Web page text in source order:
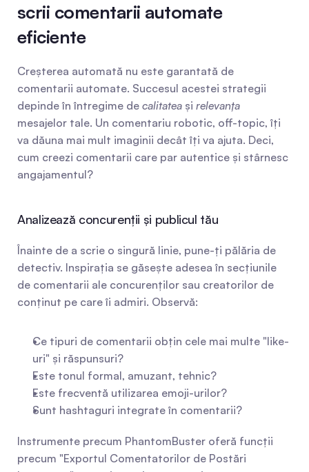
scrii comentarii automate
eficiente
Creșterea automată nu este garantată de
comentarii automate. Succesul acestei strategii
depinde în întregime de calitatea și relevanța
mesajelor tale. Un comentariu robotic, off-topic, îți
va dăuna mai mult imaginii decât îți va ajuta. Deci,
cum creezi comentarii care par autentice și stârnesc
angajamentul?
Analizează concurenții și publicul tău
Înainte de a scrie o singură linie, pune-ți pălăria de
detectiv. Inspirația se găsește adesea în secțiunile
de comentarii ale concurenților sau creatorilor de
conținut pe care îi admiri. Observă:
Ce tipuri de comentarii obțin cele mai multe "like-
uri" și răspunsuri?
Este tonul formal, amuzant, tehnic?
Este frecventă utilizarea emoji-urilor?
Sunt hashtaguri integrate în comentarii?
Instrumente precum PhantomBuster oferă funcții
precum "Exportul Comentatorilor de Postări